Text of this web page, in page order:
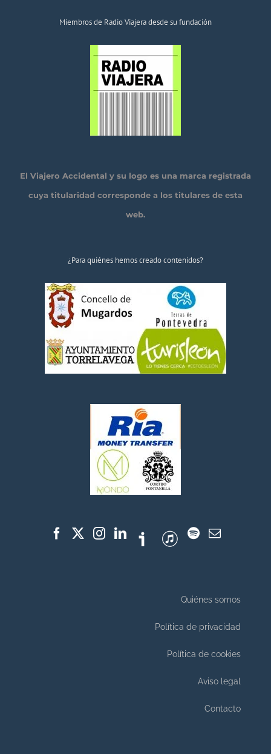
Miembros de Radio Viajera desde su fundación
El Viajero Accidental y su logo es una marca registrada
cuya titularidad corresponde a los titulares de esta
web.
¿Para quiénes hemos creado contenidos?
Quiénes somos
Política de privacidad
Política de cookies
Aviso legal
Contacto